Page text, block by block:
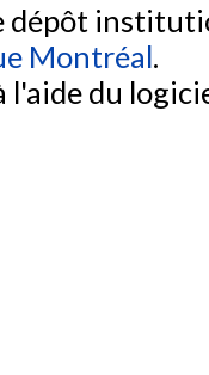
dépôt
Montréal.
l'aide du